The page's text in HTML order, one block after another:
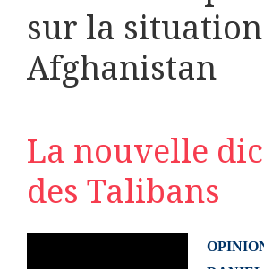
sur la
Afghanistan
La nouvelle
des Talibans